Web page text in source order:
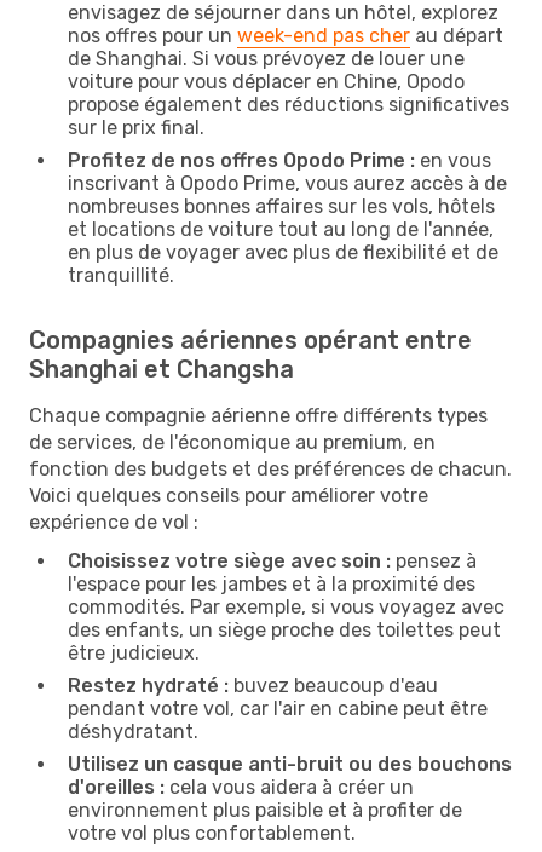
envisagez de séjourner dans un hôtel, explorez
nos offres pour un week-end pas cher au départ
de Shanghai. Si vous prévoyez de louer une
voiture pour vous déplacer en Chine, Opodo
propose également des réductions significatives
sur le prix final.
Profitez de nos offres Opodo Prime : en vous
inscrivant à Opodo Prime, vous aurez accès à de
nombreuses bonnes affaires sur les vols, hôtels
et locations de voiture tout au long de l'année,
en plus de voyager avec plus de flexibilité et de
tranquillité.
Compagnies aériennes opérant entre
Shanghai et Changsha
Chaque compagnie aérienne offre différents types
de services, de l'économique au premium, en
fonction des budgets et des préférences de chacun.
Voici quelques conseils pour améliorer votre
expérience de vol :
Choisissez votre siège avec soin : pensez à
l'espace pour les jambes et à la proximité des
commodités. Par exemple, si vous voyagez avec
des enfants, un siège proche des toilettes peut
être judicieux.
Restez hydraté : buvez beaucoup d'eau
pendant votre vol, car l'air en cabine peut être
déshydratant.
Utilisez un casque anti-bruit ou des bouchons
d'oreilles : cela vous aidera à créer un
environnement plus paisible et à profiter de
votre vol plus confortablement.